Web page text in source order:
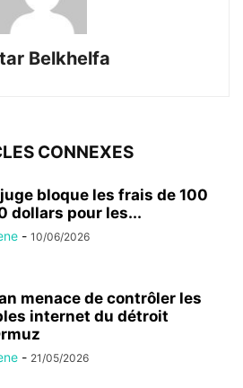
Belkhelfa
CONNEXES
bloque les frais de 100
dollars pour les...
- 10/06/2026
menace de contrôler les
internet du détroit
- 21/05/2026